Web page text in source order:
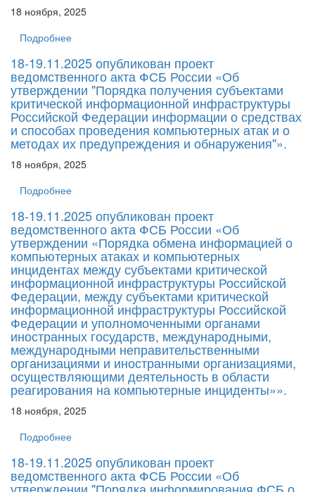
18 ноября, 2025
Подробнее
18-19.11.2025 опубликован проект
ведомственного акта ФСБ России «Об
утверждении "Порядка получения субъектами
критической информационной инфраструктуры
Российской Федерации информации о средствах
и способах проведения компьютерных атак и о
методах их предупреждения и обнаружения"».
18 ноября, 2025
Подробнее
18-19.11.2025 опубликован проект
ведомственного акта ФСБ России «Об
утверждении «Порядка обмена информацией о
компьютерных атаках и компьютерных
инцидентах между субъектами критической
информационной инфраструктуры Российской
Федерации, между субъектами критической
информационной инфраструктуры Российской
Федерации и уполномоченными органами
иностранных государств, международными,
международными неправительственными
организациями и иностранными организациями,
осуществляющими деятельность в области
реагирования на компьютерные инциденты»».
18 ноября, 2025
Подробнее
18-19.11.2025 опубликован проект
ведомственного акта ФСБ России «Об
утверждении "Порядка информирования ФСБ о